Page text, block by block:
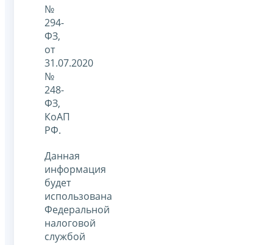
№
294-
ФЗ,
от
31.07.2020
№
248-
ФЗ,
КоАП
РФ.
Данная
информация
будет
использована
Федеральной
налоговой
службой